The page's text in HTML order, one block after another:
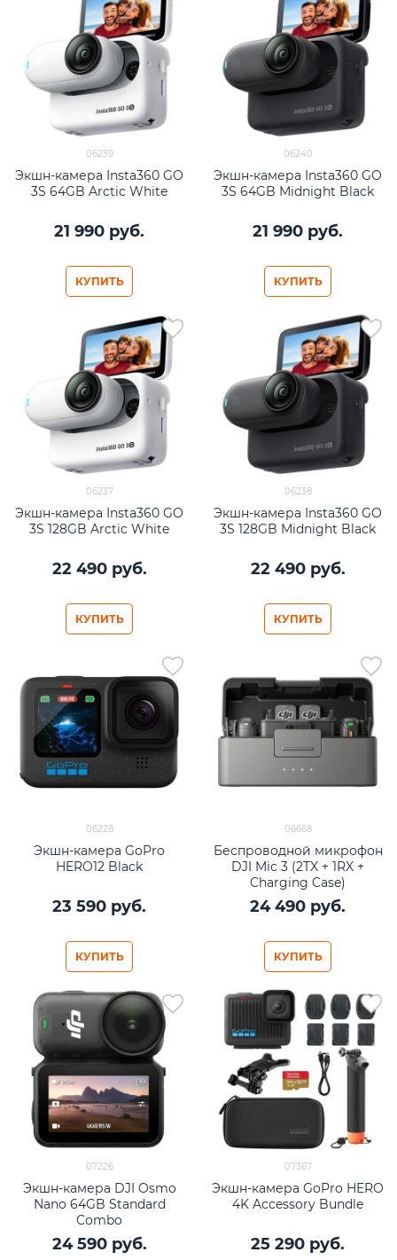
06239
Экшн-камера Insta360 GO
3S 64GB Arctic White
21 990 руб.
КУПИТЬ
06240
Экшн-камера Insta360 GO
3S 64GB Midnight Black
21 990 руб.
КУПИТЬ
06237
Экшн-камера Insta360 GO
3S 128GB Arctic White
22 490 руб.
КУПИТЬ
06238
Экшн-камера Insta360 GO
3S 128GB Midnight Black
22 490 руб.
КУПИТЬ
06228
Экшн-камера GoPro
HERO12 Black
23 590 руб.
КУПИТЬ
06668
Беспроводной микрофон
DJI Mic 3 (2TX + 1RX +
Charging Case)
24 490 руб.
КУПИТЬ
07226
Экшн-камера DJI Osmo
Nano 64GB Standard
Combo
24 590 руб.
07367
Экшн-камера GoPro HERO
4K Accessory Bundle
25 290 руб.